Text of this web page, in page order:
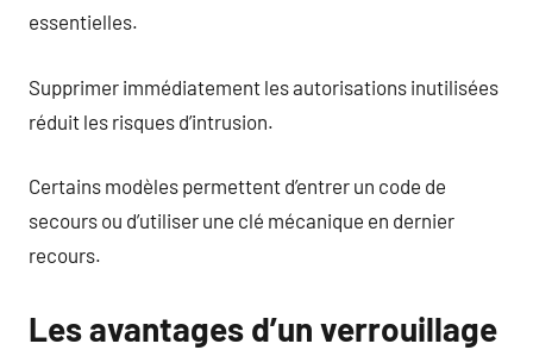
essentielles.
Supprimer immédiatement les autorisations inutilisées
réduit les risques d’intrusion.
Certains modèles permettent d’entrer un code de
secours ou d’utiliser une clé mécanique en dernier
recours.
Les avantages d’un verrouillage